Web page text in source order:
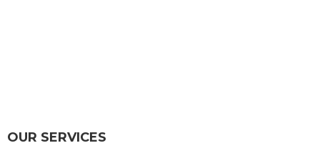
OUR SERVICES